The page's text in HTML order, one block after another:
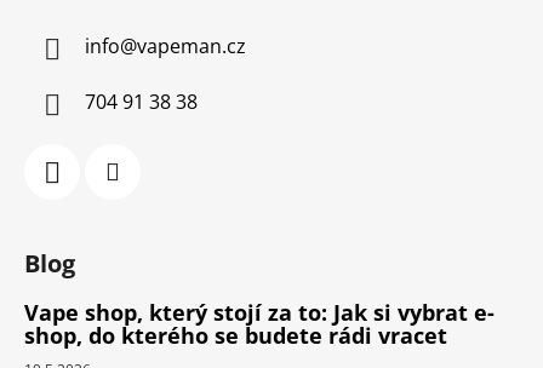
info@vapeman.cz
704 91 38 38
Blog
Vape shop, který stojí za to: Jak si vybrat e-
shop, do kterého se budete rádi vracet